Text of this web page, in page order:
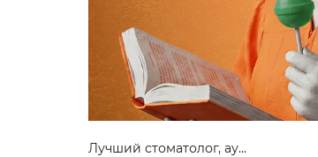
Лучший стоматолог, ау...